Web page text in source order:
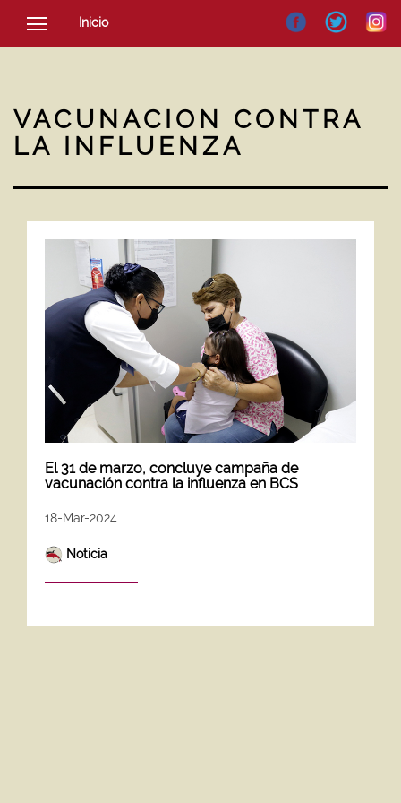
Inicio
SOCIEDAD
NOTICIAS
VACUNACION CONTRA
LA INFLUENZA
El 31 de marzo, concluye campaña de
vacunación contra la influenza en BCS
18-Mar-2024
Noticia